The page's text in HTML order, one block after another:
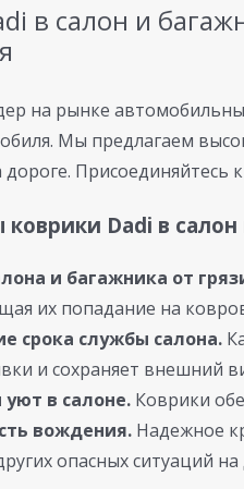
в салон и
на рынке
Мы предлагаем
дороге. Присоединяйтесь
Dadi в салон
и багажника от
их попадание на
срока службы салона.
и сохраняет внешний
в салоне. Коврики
вождения. Надежное
опасных ситуаций на